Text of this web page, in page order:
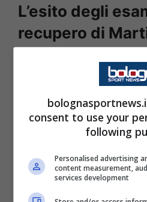
L’esito degli
recupero di
Il difensore centrale ex
infatti sottoposto agli
quali hanno rilevato un
caviglia sinistra, che lo
box per due settimane.
Questo il comunicato del
esami cui quest’ultimo
consent to use your
following
Personalised advertising
content measurement,
services development